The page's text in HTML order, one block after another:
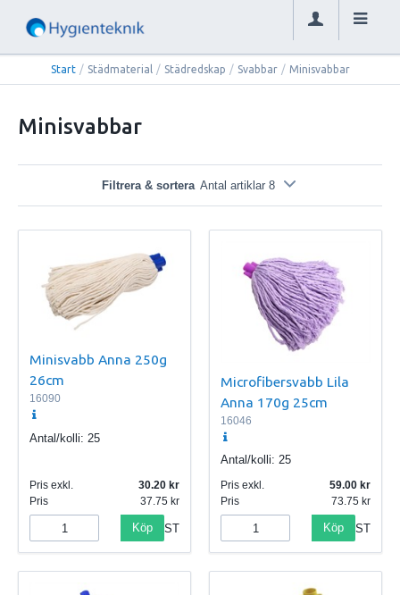
Start / Städmaterial / Städredskap / Svabbar / Minisvabbar
Minisvabbar
Filtrera & sortera Antal artiklar 8
Minisvabb Anna 250g
26cm
16090
Antal/kolli: 25
Pris exkl.
30.20
Pris
37.75
Köp ST
Microfibersvabb Lila
Anna 170g 25cm
16046
Antal/kolli: 25
Pris exkl.
59.00
Pris
73.75
Köp ST